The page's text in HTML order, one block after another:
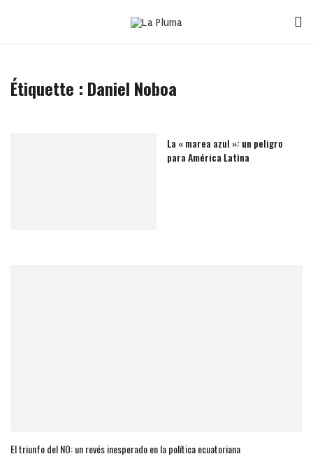
Étiquette : Daniel Noboa
La « marea azul »: un peligro
para América Latina
El triunfo del NO: un revés inesperado en la política ecuatoriana